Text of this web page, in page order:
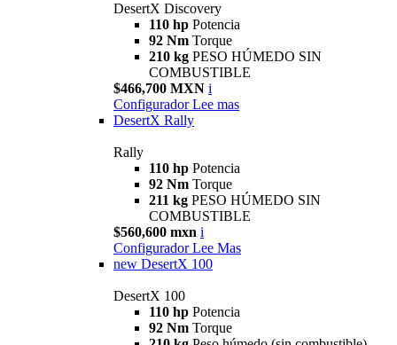
DesertX Discovery
110 hp Potencia
92 Nm Torque
210 kg PESO HÚMEDO SIN
COMBUSTIBLE
$466,700 MXN i
Configurador Lee mas
DesertX Rally
Rally
110 hp Potencia
92 Nm Torque
211 kg PESO HÚMEDO SIN
COMBUSTIBLE
$560,600 mxn i
Configurador Lee Mas
new DesertX 100
DesertX 100
110 hp Potencia
92 Nm Torque